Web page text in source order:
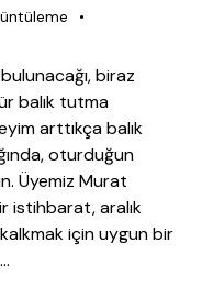
biraz
balık tutma
arttıkça balık
oturduğun
Üyemiz Murat
istihbarat, aralık
kalkmak için uygun bir